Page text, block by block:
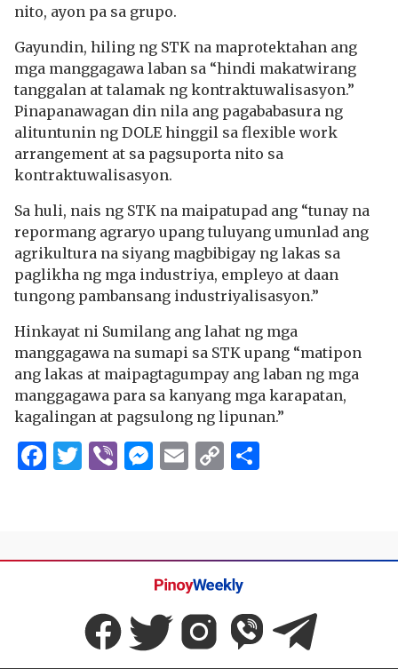
nito, ayon pa sa grupo.
Gayundin, hiling ng STK na maprotektahan ang
mga manggagawa laban sa “hindi makatwirang
tanggalan at talamak ng kontraktuwalisasyon.”
Pinapanawagan din nila ang pagababasura ng
alituntunin ng DOLE hinggil sa flexible work
arrangement at sa pagsuporta nito sa
kontraktuwalisasyon.
Sa huli, nais ng STK na maipatupad ang “tunay na
repormang agraryo upang tuluyang umunlad ang
agrikultura na siyang magbibigay ng lakas sa
paglikha ng mga industriya, empleyo at daan
tungong pambansang industriyalisasyon.”
Hinkayat ni Sumilang ang lahat ng mga
manggagawa na sumapi sa STK upang “matipon
ang lakas at maipagtagumpay ang laban ng mga
manggagawa para sa kanyang mga karapatan,
kagalingan at pagsulong ng lipunan.”
Facebook
Twitter
ViberMessenger
Email
Copy
Pinoy
Weekly